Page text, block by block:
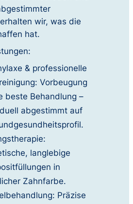
wir, was die
hat.
& professionelle
Vorbeugung
beste Behandlung –
abgestimmt auf
langlebige
in
Zahnfarbe.
Präzise